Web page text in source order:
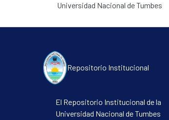
Universidad Nacional de Tumbes
Repositorio Institucional
El Repositorio Institucional de la
Universidad Nacional de Tumbes